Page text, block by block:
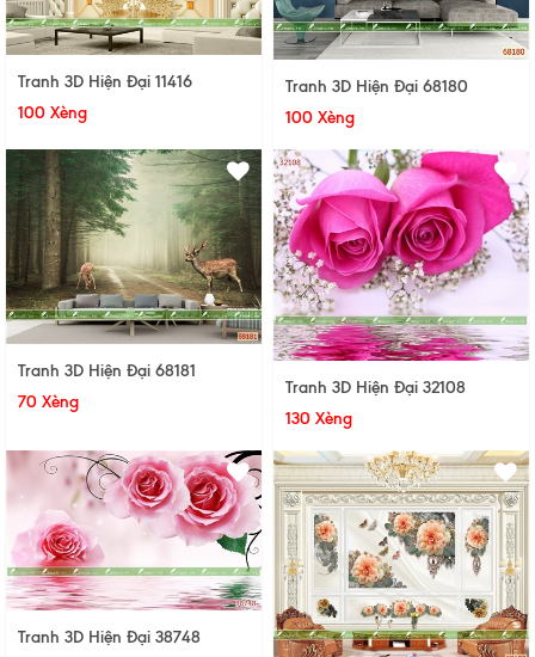
Tranh 3D Hiện Đại 11416
100 Xèng
Tranh 3D Hiện Đại 68180
100 Xèng
Tranh 3D Hiện Đại 68181
70 Xèng
Tranh 3D Hiện Đại 32108
130 Xèng
Tranh 3D Hiện Đại 38748